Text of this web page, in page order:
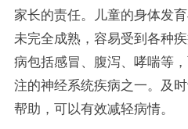
家长的责任。儿童的身体发
未完全成熟，容易受到各种
病包括感冒、腹泻、哮喘等
注的神经系统疾病之一。及
帮助，可以有效减轻病情。